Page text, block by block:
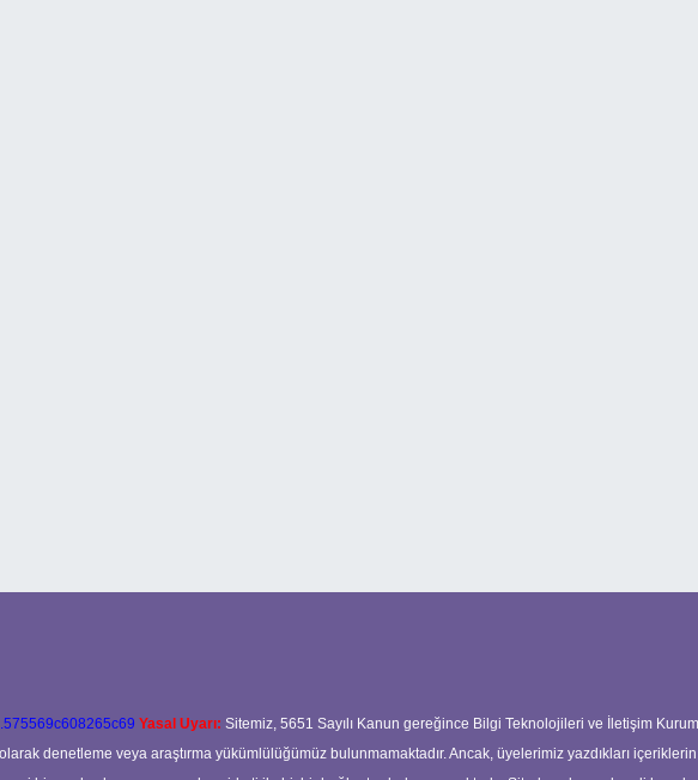
Yasal Uyarı: Sitemiz, 5651 Sayılı Kanun gereğince Bilgi Teknolojileri ve İletişim
denetleme veya araştırma yükümlülüğümüz bulunmamaktadır. Ancak, üyelerimiz yazdıkları